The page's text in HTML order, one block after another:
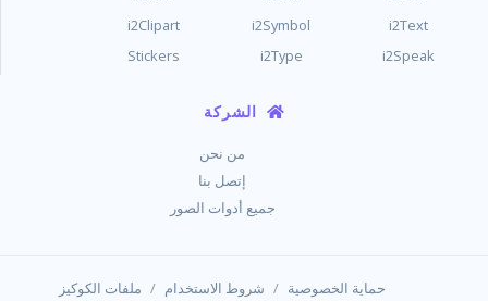
i2Text
i2Symbol
i2Clipart
i2Speak
i2Type
Stickers
الشركة
من نحن
إتصل بنا
جميع أدوات الصور
حماية الخصوصية / شروط الاستخدام / ملفات الكوكيز